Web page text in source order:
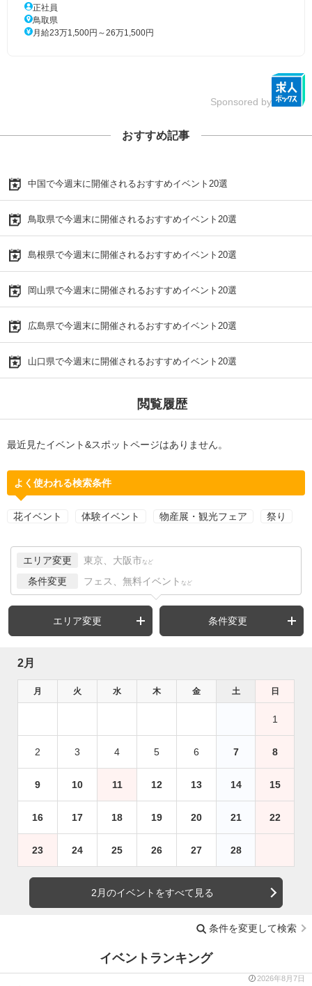
正社員
鳥取県
月給23万1,500円～26万1,500円
Sponsored by
おすすめ記事
中国で今週末に開催されるおすすめイベント20選
鳥取県で今週末に開催されるおすすめイベント20選
島根県で今週末に開催されるおすすめイベント20選
岡山県で今週末に開催されるおすすめイベント20選
広島県で今週末に開催されるおすすめイベント20選
山口県で今週末に開催されるおすすめイベント20選
閲覧履歴
最近見たイベント&スポットページはありません。
よく使われる検索条件
花イベント 体験イベント 物産展・観光フェア 祭り
エリア変更 東京、大阪市 など
条件変更 フェス、無料イベント など
エリア変更 条件変更
2月
月 火 水 木 金 土 日
1
2 3 4 5 6 7 8
9 10 11 12 13 14 15
16 17 18 19 20 21 22
23 24 25 26 27 28
2月のイベントをすべて見る
条件を変更して検索
イベントランキング
2026年8月7日